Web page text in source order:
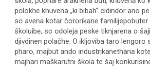
polokhe khuvena „ki bibah“ cidindor ano
so avena kotar čororikane familijepobuter
školuibe, so odoleja peske tiknjarena o
djivdinen polačhe. O ikljoviba taro lengoro
pharo, majbut ando industrikanethana
majhari maškarutni škola te šaj